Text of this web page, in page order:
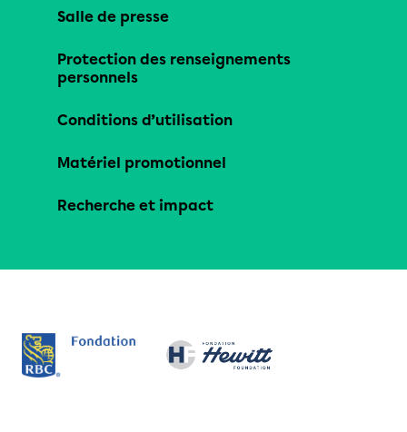
Salle de presse
Protection des renseignements
personnels
Conditions d’utilisation
Matériel promotionnel
Recherche et impact